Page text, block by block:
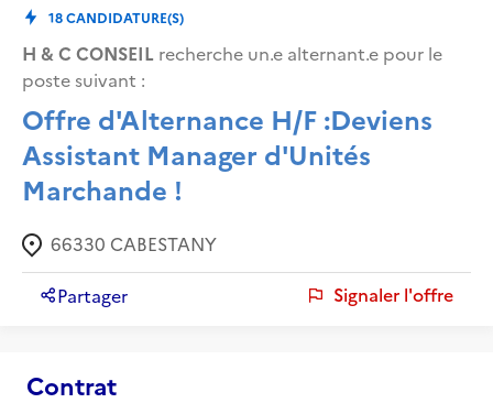
18CANDIDATURE(S)
H & C CONSEIL recherche un.e alternant.e pour le
poste suivant :
Offre d'Alternance H/F :Deviens
Assistant Manager d'Unités
Marchande !
66330 CABESTANY
Partager Signaler l'offre
Contrat